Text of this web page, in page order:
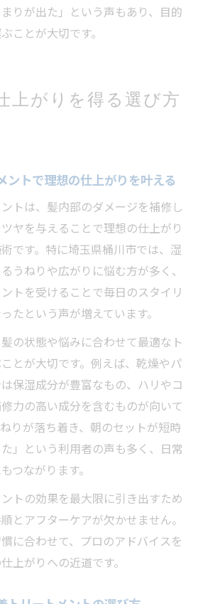
りが出た」という声もあり、目的
ことが大切です。
上がりを得る選び方
ントで理想の仕上がりを叶える
トは、髪内部のダメージを補修し
ヤを与えることで理想の仕上がり
です。特に埼玉県桶川市では、湿
うねりや広がりに悩む方が多く、
トを受けることで毎日のスタイリ
たという声が増えています。
の状態や悩みに合わせて最適なト
とが大切です。例えば、乾燥やパ
保湿成分が豊富なもの、ハリやコ
力の高い成分を含むものが向いて
りが落ち着き、朝のセットが短時
」という利用者の声も多く、日常
つながります。
トの効果を最大限に引き出すため
とアフターケアが欠かせません。
に合わせて、プロのアドバイスを
上がりへの近道です。